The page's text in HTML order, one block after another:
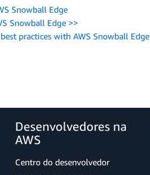
Snowball Edge
Snowball Edge >>
practices with AWS Snowball Edge
Desenvolvedores na
AWS
Centro do desenvolvedor